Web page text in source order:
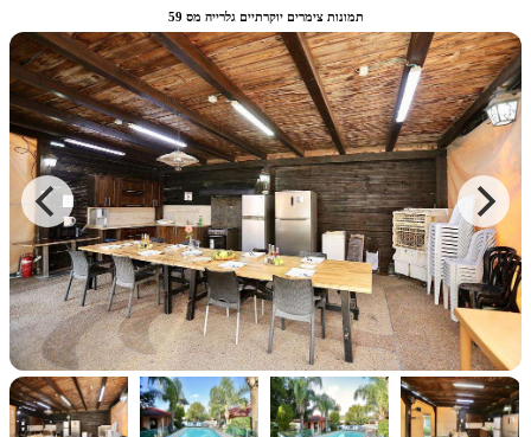
תמונות צימרים יוקרתיים גלרייה מס 59